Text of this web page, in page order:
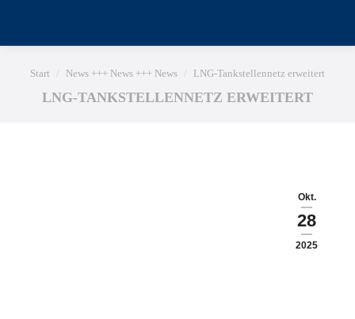
Sie befinden sich hier:
Start News +++ News +++ News LNG-Tankstellennetz erweitert
LNG-TANKSTELLENNETZ ERWEITERT
Okt.
28
2025